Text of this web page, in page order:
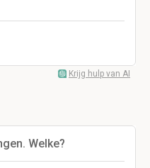
Krijg hulp van AI
Welke?